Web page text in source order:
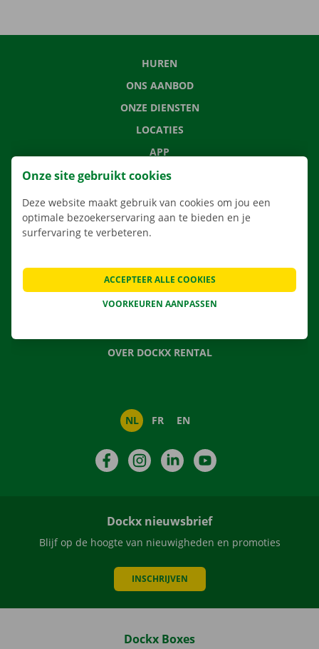
HUREN
ONS AANBOD
ONZE DIENSTEN
LOCATIES
APP
VERHUISOPLOSSINGEN
NIEUWS
CADEAUBON
OVER DOCKX RENTAL
NL FR EN
FacebookInstagramLinkedIn
Dockx nieuwsbrief
Blijf op de hoogte van nieuwigheden en promoties
INSCHRIJVEN
Dockx Boxes
Onze site gebruikt cookies
Deze website maakt gebruik van cookies om jou een
optimale bezoekerservaring aan te bieden en je
surfervaring te verbeteren.
VOORKEUREN AANPASSEN
ACCEPTEER ALLE COOKIES